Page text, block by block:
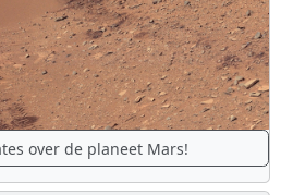
over de planeet Mars!